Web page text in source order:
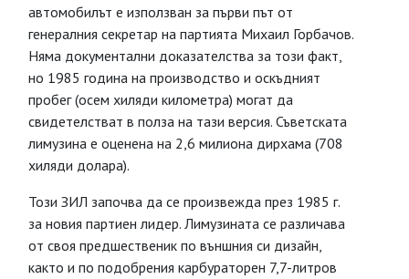
автомобилът е използван за първи път от
генералния секретар на партията Михаил Горбачов.
Няма документални доказателства за този факт,
но 1985 година на производство и оскъдният
пробег (осем хиляди километра) могат да
свидетелстват в полза на тази версия. Съветската
лимузина е оценена на 2,6 милиона дирхама (708
хиляди долара).
Този ЗИЛ започва да се произвежда през 1985 г.
за новия партиен лидер. Лимузината се различава
от своя предшественик по външния си дизайн,
както и по подобрения карбураторен 7,7-литров